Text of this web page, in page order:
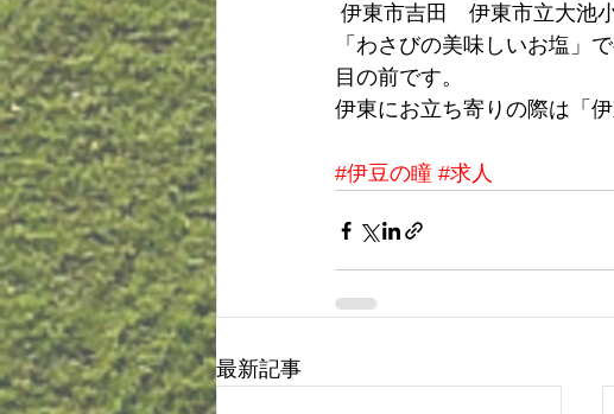
伊東市吉田　伊東市立大池
「わさびの美味しいお塩」
目の前です。
伊東にお立ち寄りの際は「
#伊豆の瞳 #求人
最新記事